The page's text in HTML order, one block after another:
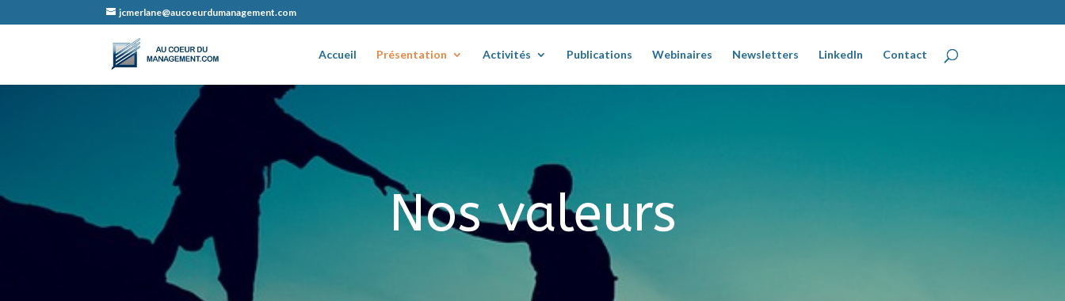
jcmerlane@aucoeurdumanagement.com
Accueil Présentation Activités Publications Webinaires Newsletters LinkedIn Contact
Nos valeurs